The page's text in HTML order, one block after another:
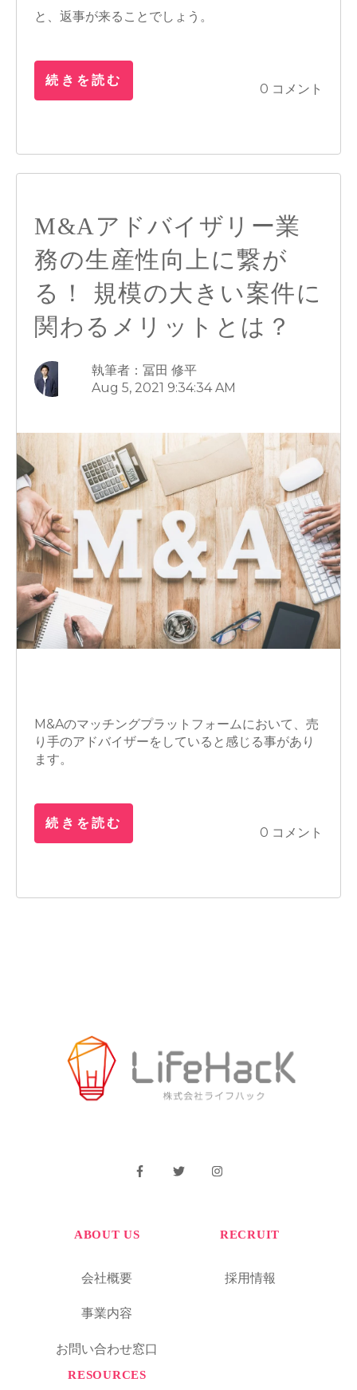
と、返事が来ることでしょう。
続きを読む
0 コメント
M&Aアドバイザリー業
務の生産性向上に繋が
る！ 規模の大きい案件に
関わるメリットとは？
執筆者：冨田 修平
Aug 5, 2021 9:34:34 AM
M&Aのマッチングプラットフォームにおいて、売
り手のアドバイザーをしていると感じる事があり
ます。
続きを読む
0 コメント
ABOUT US
会社概要
事業内容
お問い合わせ窓口
RECRUIT
採用情報
RESOURCES